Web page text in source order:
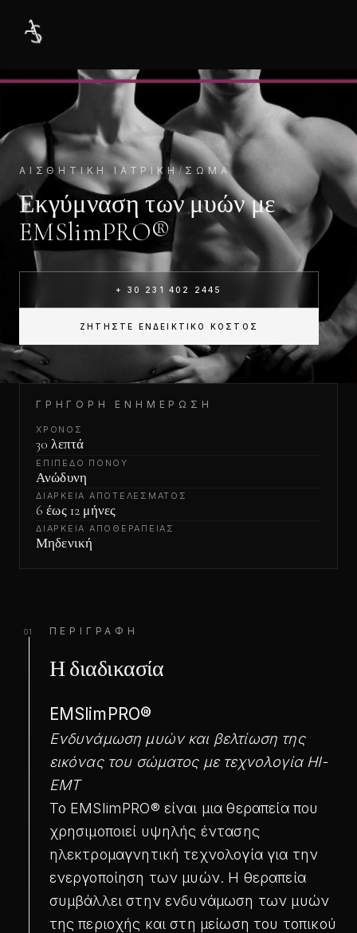
ΑΙΣΘΗΤΙΚΉ ΙΑΤΡΙΚΉ/ΣΏΜΑ
Εκγύμναση των μυών με
EMSlimPRO®
+ 30 231 402 2445
ΖΗΤΉΣΤΕ ΕΝΔΕΙΚΤΙΚΌ ΚΌΣΤΟΣ
ΓΡΉΓΟΡΗ ΕΝΗΜΈΡΩΣΗ
ΧΡΌΝΟΣ
30 λεπτά
ΕΠΊΠΕΔΟ ΠΌΝΟΥ
Ανώδυνη
ΔΙΆΡΚΕΙΑ ΑΠΟΤΕΛΈΣΜΑΤΟΣ
6 έως 12 μήνες
ΔΙΆΡΚΕΙΑ ΑΠΟΘΕΡΑΠΕΊΑΣ
Μηδενική
01 ΠΕΡΙΓΡΑΦΉ
Η διαδικασία
EMSlimPRO®
Ενδυνάμωση μυών και βελτίωση της
εικόνας του σώματος με τεχνολογία HI-
EMT
Το EMSlimPRO® είναι μια θεραπεία που
χρησιμοποιεί υψηλής έντασης
ηλεκτρομαγνητική τεχνολογία για την
ενεργοποίηση των μυών. Η θεραπεία
συμβάλλει στην ενδυνάμωση των μυών
της περιοχής και στη μείωση του τοπικού